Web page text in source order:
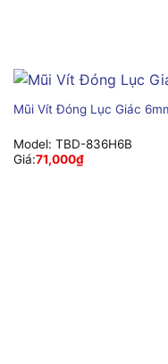
Mũi Vít Đóng Lục Giác
Model: TBD-836H6B
Giá:71,000₫